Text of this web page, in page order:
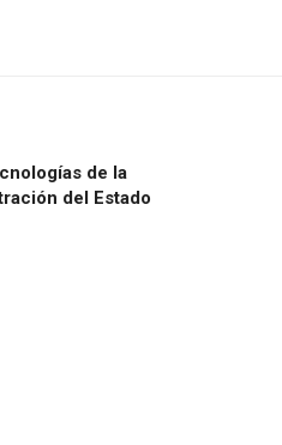
de la
del Estado